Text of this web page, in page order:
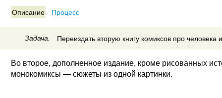
Описание Процесс
Задача. Переиздать вторую книгу комиксов про человека
Во второе, дополненное издание, кроме рисованных
монокомиксы — сюжеты из одной картинки.